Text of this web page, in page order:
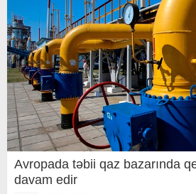
Avropada təbii qaz bazarında
davam edir